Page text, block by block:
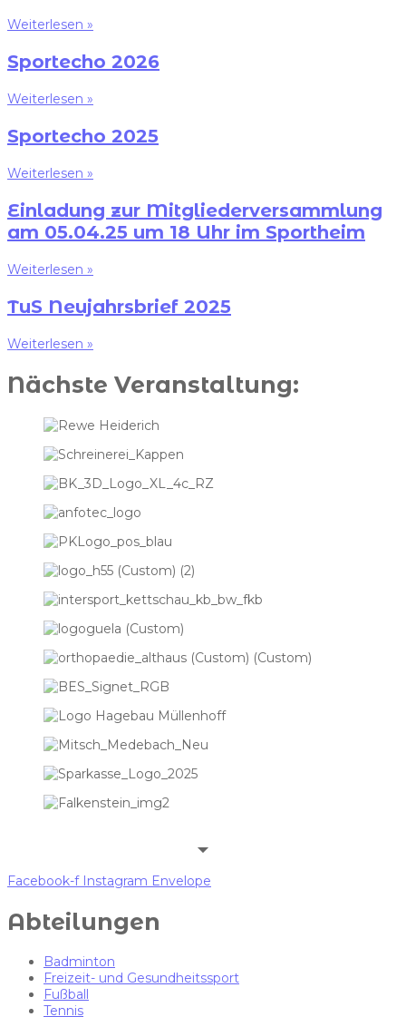
Weiterlesen »
Sportecho 2026
Weiterlesen »
Sportecho 2025
Weiterlesen »
Einladung zur Mitgliederversammlung
am 05.04.25 um 18 Uhr im Sportheim
Weiterlesen »
TuS Neujahrsbrief 2025
Weiterlesen »
Nächste Veranstaltung:
Facebook-f Instagram Envelope
Abteilungen
Badminton
Freizeit- und Gesundheitssport
Fußball
Tennis